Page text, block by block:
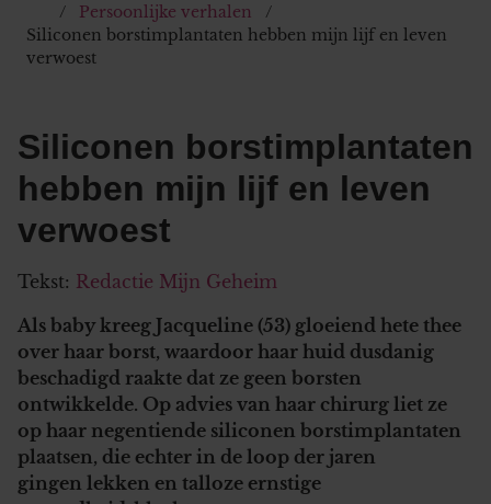
Persoonlijke verhalen
Siliconen borstimplantaten hebben mijn lijf en leven
verwoest
Siliconen borstimplantaten
hebben mijn lijf en leven
verwoest
Tekst: Redactie Mijn Geheim
Als baby kreeg Jacqueline (53) gloeiend hete thee
over haar borst, waardoor haar huid dusdanig
beschadigd raakte dat ze geen borsten
ontwikkelde. Op advies van haar chirurg liet ze
op haar negentiende siliconen borstimplantaten
plaatsen, die echter in de loop der jaren
gingen lekken en talloze ernstige